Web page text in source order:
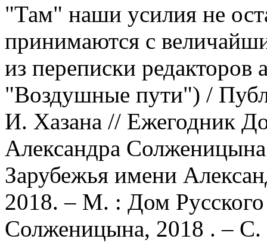
"Там" наши усилия не
принимаются с
из переписки
"Воздушные пути") /
И. Хазана // Ежегодник
Александра
Зарубежья имени
2018. – М. : Дом
Солженицына, 2018 . – С.